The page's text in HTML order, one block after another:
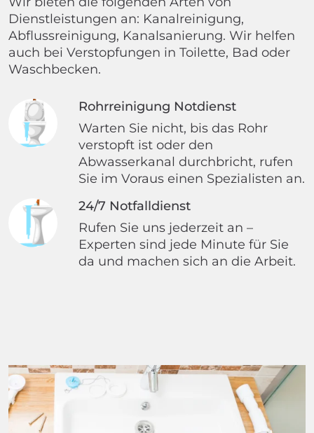
Dienstleistungen an: Kanalreinigung,
Abflussreinigung, Kanalsanierung. Wir helfen
auch bei Verstopfungen in Toilette, Bad oder
Waschbecken.
Rohrreinigung Notdienst
Warten Sie nicht, bis das Rohr
verstopft ist oder den
Abwasserkanal durchbricht, rufen
Sie im Voraus einen Spezialisten an.
24/7 Notfalldienst
Rufen Sie uns jederzeit an –
Experten sind jede Minute für Sie
da und machen sich an die Arbeit.